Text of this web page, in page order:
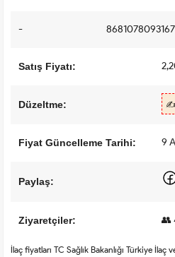
- 8681078093167
Satış Fiyatı:
Düzeltme: ✍️
Fiyat Güncelleme Tarihi: 9
Paylaş:
Ziyaretçiler: 👥
İlaç fiyatları TC Sağlık Bakanlığı Türkiye İlaç